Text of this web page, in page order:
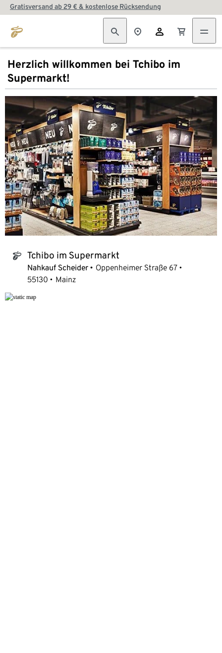
Gratisversand ab 29 € & kostenlose Rücksendung
Herzlich willkommen bei Tchibo im
Supermarkt!
tchibo_logo Tchibo im Supermarkt
Nahkauf Scheider
Oppenheimer Straße 67
55130
Mainz